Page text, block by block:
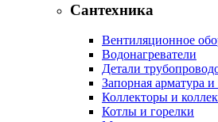
Сантехника
Вентиляционное
Водонагреватели
Детали
Запорная арматура
Коллекторы и
Котлы и горелки